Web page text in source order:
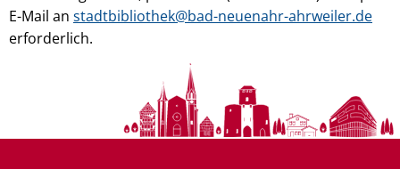
E-Mail an stadtbibliothek@bad-neuenahr-ahrweiler.de
erforderlich.